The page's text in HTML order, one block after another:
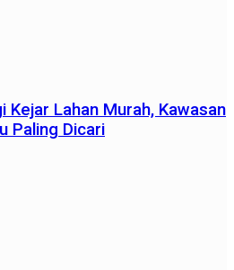
Kejar Lahan Murah, Kawasan
Paling Dicari